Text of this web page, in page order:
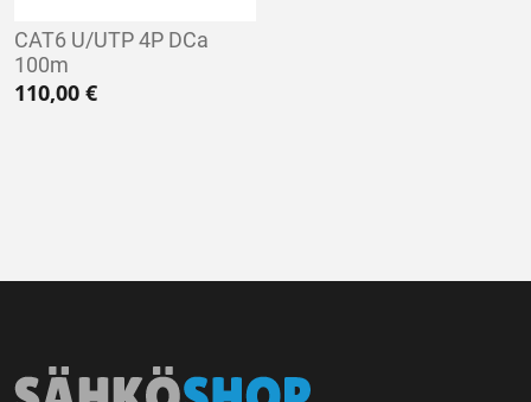
CAT6 U/UTP 4P DCa
100m
110,00 €